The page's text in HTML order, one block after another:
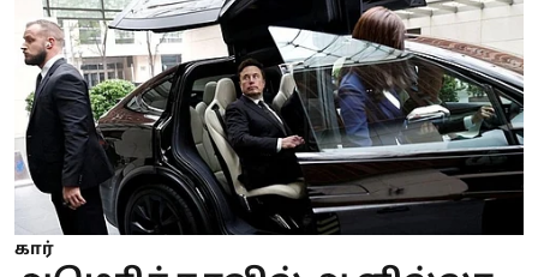
கார்